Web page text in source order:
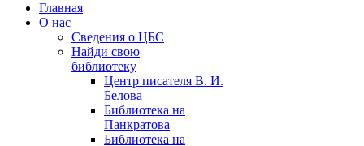
Главная
О нас
Сведения о ЦБС
Найди свою
библиотеку
Центр писателя В. И.
Белова
Библиотека на
Панкратова
Библиотека на